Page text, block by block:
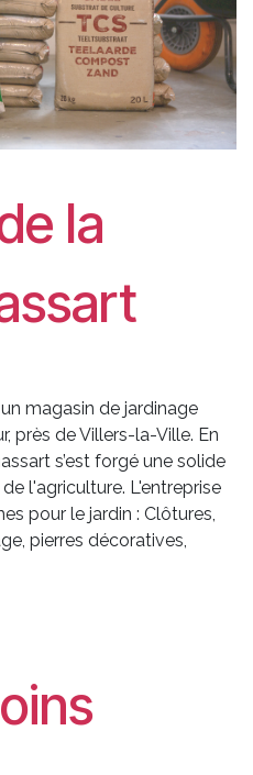
la
magasin de jardinage
près de Villers-la-Ville. En
s’est forgé une solide
l'agriculture. L'entreprise
pour le jardin : Clôtures,
pierres décoratives,